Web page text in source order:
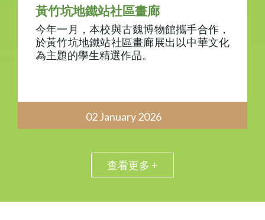
黃竹坑地鐵站社區畫廊
今年一月，本校與古魏博物館攜手合作，
於黃竹坑地鐵站社區畫廊展出以中華文化
為主題的學生精選作品。
02 January 2026
查看更多 +